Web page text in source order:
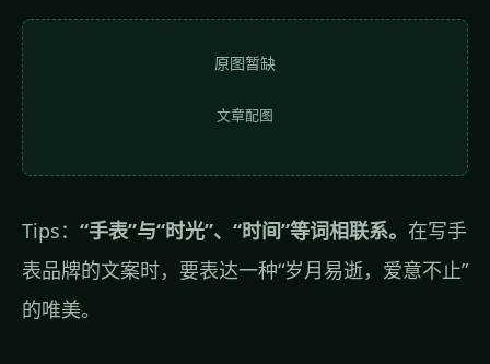
原图暂缺
文章配图
Tips： “手表”与“时光”、“时间”等词相联系。 在写手
表品牌的文案时，要表达一种“岁月易逝，爱意不止”
的唯美。